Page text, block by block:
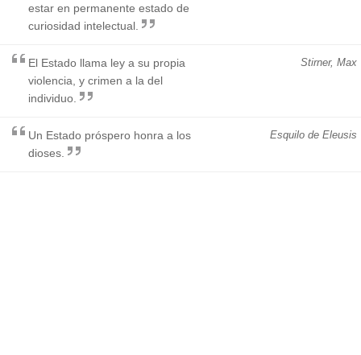
estar en permanente estado de
curiosidad intelectual.
Stirner, Max
El Estado llama ley a su propia
violencia, y crimen a la del
individuo.
Esquilo de Eleusis
Un Estado próspero honra a los
dioses.